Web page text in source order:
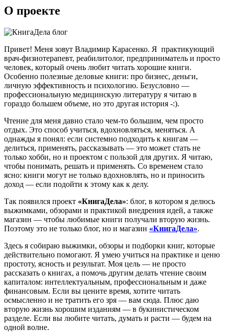
О проекте
Привет! Меня зовут Владимир Карасенко. Я практикующий
врач-физиотерапевт, реабилитолог, предприниматель и просто
человек, который очень любит читать хорошие книги.
Особенно полезные деловые книги: про бизнес, деньги,
личную эффективность и психологию. Безусловно —
профессиональную медицинскую литературу я читаю в
гораздо большем объеме, но это другая история -:).
Чтение для меня давно стало чем-то большим, чем просто
отдых. Это способ учиться, вдохновляться, меняться. А
однажды я понял: если системно подходить к книгам —
делиться, применять, рассказывать — это может стать не
только хобби, но и проектом с пользой для других. Я читаю,
чтобы понимать, решать и применять. Со временем стало
ясно: книги могут не только вдохновлять, но и приносить
доход — если подойти к этому как к делу.
Так появился проект «КнигаДела»: блог, в котором я делюсь
выжимками, обзорами и практикой внедрения идей, а также
магазин — чтобы любимые книги получали вторую жизнь.
Поэтому это не только блог, но и магазин «КнигаДела».
Здесь я собираю выжимки, обзоры и подборки книг, которые
действительно помогают. Я умею учиться на практике и ценю
простоту, ясность и результат. Моя цель — не просто
рассказать о книгах, а помочь другим делать чтение своим
капиталом: интеллектуальным, профессиональным и даже
финансовым. Если вы цените время, хотите читать
осмысленно и не тратить его зря — вам сюда. Плюс даю
вторую жизнь хорошим изданиям — в букинистическом
разделе. Если вы любите читать, думать и расти — будем на
одной волне.